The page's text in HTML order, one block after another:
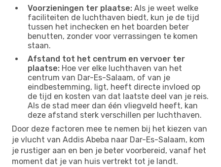
Voorzieningen ter plaatse: Als je weet welke
faciliteiten de luchthaven biedt, kun je de tijd
tussen het inchecken en het boarden beter
benutten, zonder voor verrassingen te komen
staan.
Afstand tot het centrum en vervoer ter
plaatse: Hoe ver elke luchthaven van het
centrum van Dar-Es-Salaam, of van je
eindbestemming, ligt, heeft directe invloed op
de tijd en kosten van dat laatste deel van je reis.
Als de stad meer dan één vliegveld heeft, kan
deze afstand sterk verschillen per luchthaven.
Door deze factoren mee te nemen bij het kiezen van
je vlucht van Addis Abeba naar Dar-Es-Salaam, kom
je rustiger aan en ben je beter voorbereid, vanaf het
moment dat je van huis vertrekt tot je landt.